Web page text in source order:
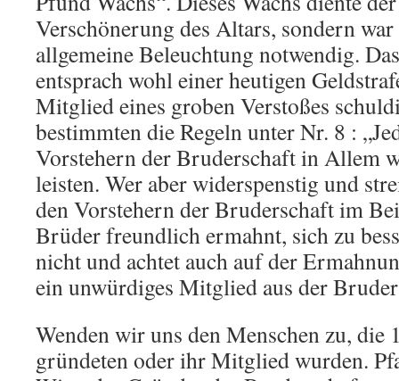
Verschönerung des Altars, sondern
allgemeine Beleuchtung notwendig.
entsprach wohl einer heutigen
Mitglied eines groben Verstoßes
bestimmten die Regeln unter Nr. 8 :
Vorstehern der Bruderschaft in Allem
leisten. Wer aber widerspenstig und
den Vorstehern der Bruderschaft im
Brüder freundlich ermahnt, sich zu
nicht und achtet auch auf der
ein unwürdiges Mitglied aus der
Wenden wir uns den Menschen zu, die
gründeten oder ihr Mitglied wurden.